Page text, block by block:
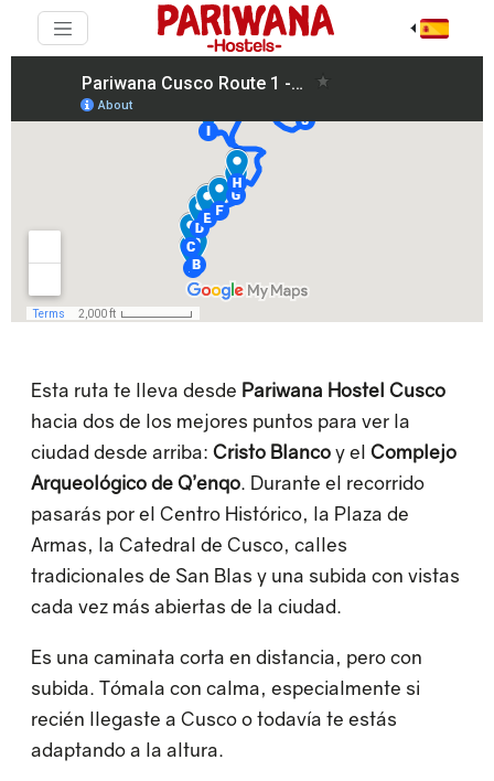
Esta ruta te lleva desde Pariwana Hostel Cusco
hacia dos de los mejores puntos para ver la
ciudad desde arriba: Cristo Blancoy el Complejo
Arqueológico de Q’enqo. Durante el recorrido
pasarás por el Centro Histórico, la Plaza de
Armas, la Catedral de Cusco, calles
tradicionales de San Blas y una subida con vistas
cada vez más abiertas de la ciudad.
Es una caminata corta en distancia, pero con
subida. Tómala con calma, especialmente si
recién llegaste a Cusco o todavía te estás
adaptando a la altura.